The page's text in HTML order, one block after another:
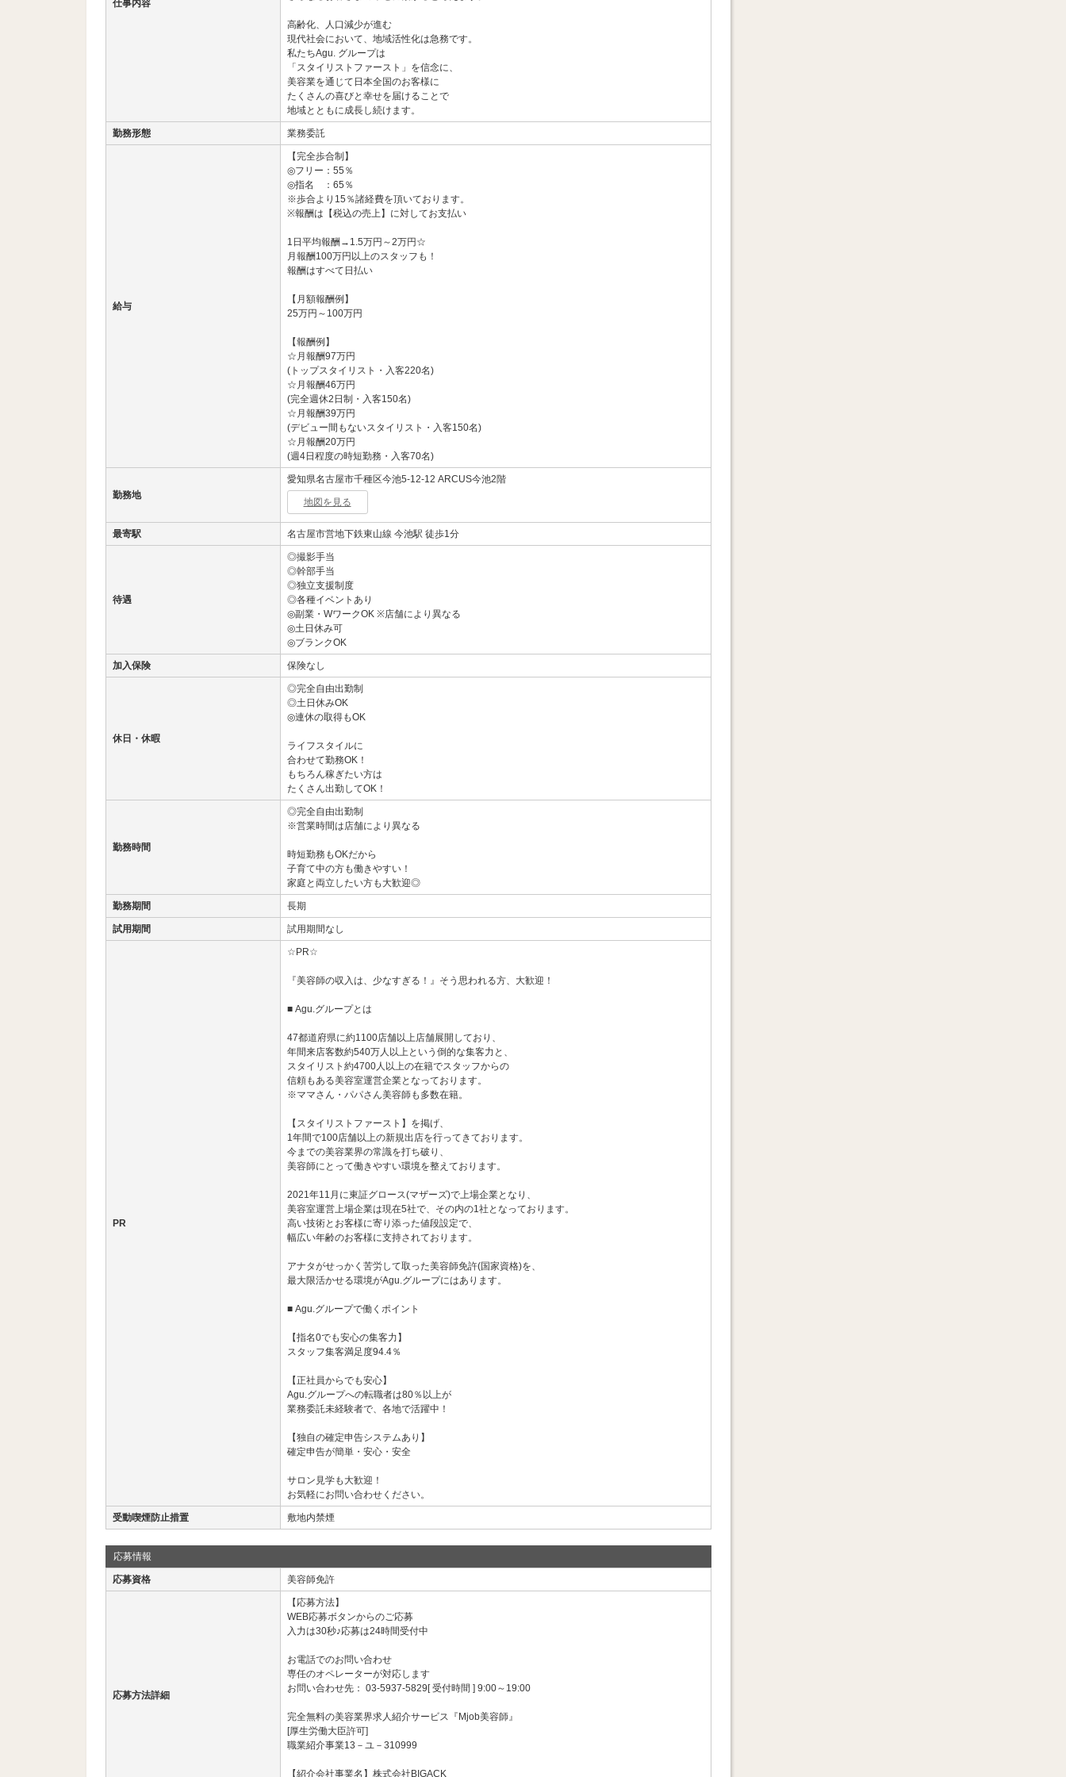
仕事内容
高齢化、人口減少が進む
現代社会において、地域活性化は急務です。
私たちAgu. グループは
「スタイリストファースト」を信念に、
美容業を通じて日本全国のお客様に
たくさんの喜びと幸せを届けることで
地域とともに成長し続けます。
勤務形態 業務委託
給与
【完全歩合制】
◎フリー：55％
◎指名 ：65％
※歩合より15％諸経費を頂いております。
※報酬は【税込の売上】に対してお支払い
1日平均報酬→1.5万円～2万円☆
月報酬100万円以上のスタッフも！
報酬はすべて日払い
【月額報酬例】
25万円～100万円
【報酬例】
☆月報酬97万円
(トップスタイリスト・入客220名)
☆月報酬46万円
(完全週休2日制・入客150名)
☆月報酬39万円
(デビュー間もないスタイリスト・入客150名)
☆月報酬20万円
(週4日程度の時短勤務・入客70名)
勤務地
愛知県名古屋市千種区今池5-12-12 ARCUS今池2階
地図を見る
最寄駅 名古屋市営地下鉄東山線 今池駅 徒歩1分
待遇
◎撮影手当
◎幹部手当
◎独立支援制度
◎各種イベントあり
◎副業・WワークOK ※店舗により異なる
◎土日休み可
◎ブランクOK
加入保険 保険なし
休日・休暇
◎完全自由出勤制
◎土日休みOK
◎連休の取得もOK
ライフスタイルに
合わせて勤務OK！
もちろん稼ぎたい方は
たくさん出勤してOK！
勤務時間
◎完全自由出勤制
※営業時間は店舗により異なる
時短勤務もOKだから
子育て中の方も働きやすい！
家庭と両立したい方も大歓迎◎
勤務期間 長期
試用期間 試用期間なし
PR
☆PR☆
『美容師の収入は、少なすぎる！』そう思われる方、大歓迎！
■ Agu.グループとは
47都道府県に約1100店舗以上店舗展開しており、
年間来店客数約540万人以上という倒的な集客力と、
スタイリスト約4700人以上の在籍でスタッフからの
信頼もある美容室運営企業となっております。
※ママさん・パパさん美容師も多数在籍。
【スタイリストファースト】を掲げ、
1年間で100店舗以上の新規出店を行ってきております。
今までの美容業界の常識を打ち破り、
美容師にとって働きやすい環境を整えております。
2021年11月に東証グロース(マザーズ)で上場企業となり、
美容室運営上場企業は現在5社で、その内の1社となっております。
高い技術とお客様に寄り添った値段設定で、
幅広い年齢のお客様に支持されております。
アナタがせっかく苦労して取った美容師免許(国家資格)を、
最大限活かせる環境がAgu.グループにはあります。
■ Agu.グループで働くポイント
【指名0でも安心の集客力】
スタッフ集客満足度94.4％
【正社員からでも安心】
Agu.グループへの転職者は80％以上が
業務委託未経験者で、各地で活躍中！
【独自の確定申告システムあり】
確定申告が簡単・安心・安全
サロン見学も大歓迎！
お気軽にお問い合わせください。
受動喫煙防止措置 敷地内禁煙
応募情報
応募資格 美容師免許
応募方法詳細
【応募方法】
WEB応募ボタンからのご応募
入力は30秒♪応募は24時間受付中
お電話でのお問い合わせ
専任のオペレーターが対応します
お問い合わせ先： 03-5937-5829[ 受付時間 ] 9:00～19:00
完全無料の美容業界求人紹介サービス『Mjob美容師』
[厚生労働大臣許可]
職業紹介事業13－ユ－310999
【紹介会社事業名】株式会社BIGACK